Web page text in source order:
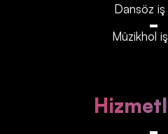
Dansöz iş
Müzikhol iş